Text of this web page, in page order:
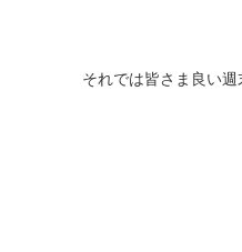
それでは皆さま良い